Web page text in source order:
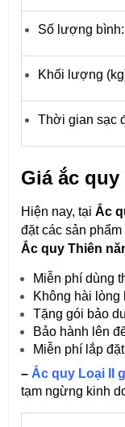
Số lượng
Khối lượng
Thời gian sạc
Giá ắc
Hiện nay, tại Ắc
đặt các sản
Ắc quy Thiên
Miễn phí dùng
Không hài lòng
Tặng gói bảo
Bảo hành lên
Miễn phí lắp
– Ắc quy Loại II
tạm ngừng kinh